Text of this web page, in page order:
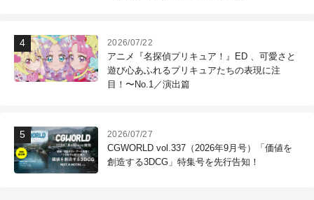
2026/07/22
アニメ『名探偵プリキュア！』ED 、可愛さと
遊び心あふれるプリキュアたちの表現に注
目！〜No.1／演出篇
2026/07/27
CGWORLD vol.337（2026年9月号）「価値を
創造する3DCG」特集号を先行告知！